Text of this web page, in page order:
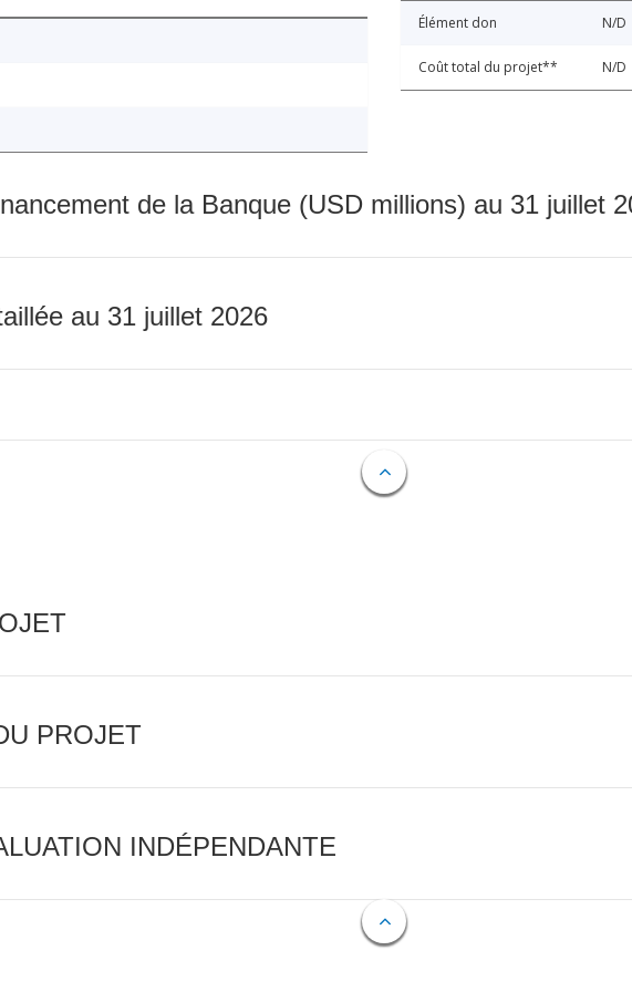
Élément don N/D
Coût total du projet** N/D
de la Banque (USD millions) au 31 juillet
au 31 juillet 2026
PROJET
INDÉPENDANTE